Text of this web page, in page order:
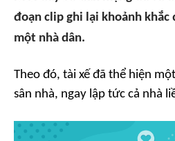
đoạn clip ghi lại khoảnh khắc
một nhà dân.
Theo đó, tài xế đã thể hiện
sân nhà, ngay lập tức cả nhà